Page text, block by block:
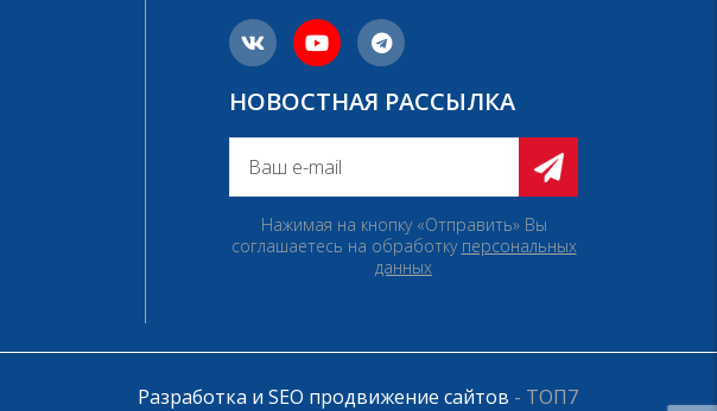
НОВОСТНАЯ РАССЫЛКА
Нажимая на кнопку «Отправить» Вы
соглашаетесь на обработку персональных
данных
Разработка и SEO продвижение сайтов - ТОП7